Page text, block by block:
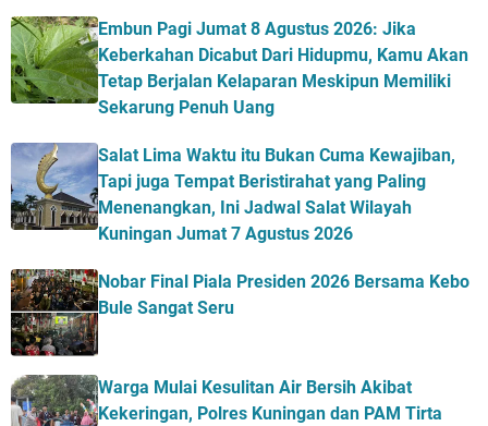
Embun Pagi Jumat 8 Agustus 2026: Jika
Keberkahan Dicabut Dari Hidupmu, Kamu Akan
Tetap Berjalan Kelaparan Meskipun Memiliki
Sekarung Penuh Uang
Salat Lima Waktu itu Bukan Cuma Kewajiban,
Tapi juga Tempat Beristirahat yang Paling
Menenangkan, Ini Jadwal Salat Wilayah
Kuningan Jumat 7 Agustus 2026
Nobar Final Piala Presiden 2026 Bersama Kebo
Bule Sangat Seru
Warga Mulai Kesulitan Air Bersih Akibat
Kekeringan, Polres Kuningan dan PAM Tirta